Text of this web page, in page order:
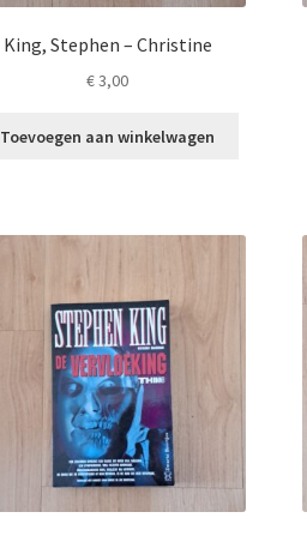
King, Stephen – Christine
€3,00
Toevoegen aan winkelwagen